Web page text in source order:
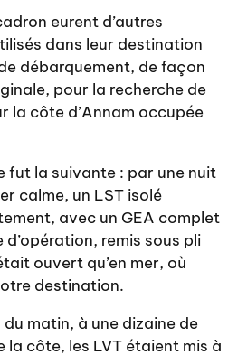
eurent d’autres
dans leur destination
débarquement, de façon
pour la recherche de
la côte d’Annam occupée
fut la suivante : par une nuit
calme, un LST isolé
avec un GEA complet
d’opération, remis sous pli
ouvert qu’en mer, où
destination.
matin, à une dizaine de
la côte, les LVT étaient mis à